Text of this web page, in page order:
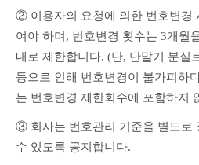
② 이용자의 요청에 의한 번호변경
여야 하며, 번호변경 횟수는 3개월
내로 제한합니다. (단, 단말기 분실
등으로 인해 번호변경이 불가피하
는 번호변경 제한회수에 포함하지
③ 회사는 번호관리 기준을 별도로
수 있도록 공지합니다.